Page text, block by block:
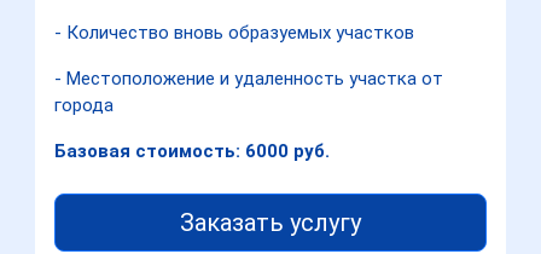
- Количество вновь образуемых участков
- Местоположение и удаленность участка от
города
Базовая стоимость: 6000 руб.
Заказать услугу